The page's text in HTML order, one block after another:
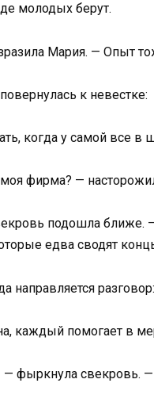
молодых берут.
Мария. — Опыт
к невестке:
когда у самой все
фирма? —
подошла ближе.
едва сводят
направляется разговор:
каждый помогает в
фыркнула свекровь. —